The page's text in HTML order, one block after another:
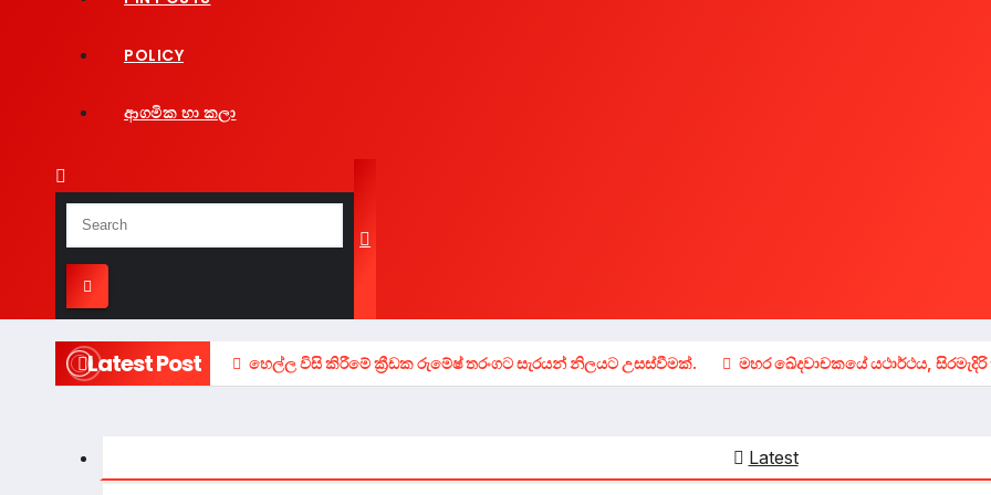
POLICY
ආගමික හා කලා
Latest Post හෙල්ල විසි කිරීමේ ක්‍රීඩක රුමේෂ් තරංගට සැරයන් නිලයට උසස්වීමක්. මහර ඛේදවාචකයේ යථාර්ථය,
Latest